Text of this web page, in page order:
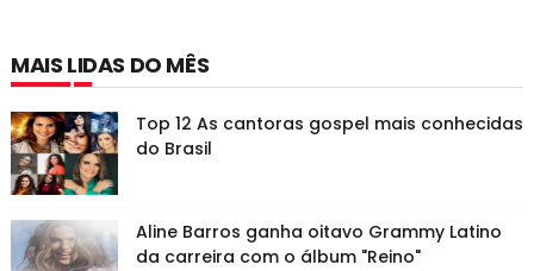
MAIS LIDAS DO MÊS
Top 12 As cantoras gospel mais conhecidas
do Brasil
Aline Barros ganha oitavo Grammy Latino
da carreira com o álbum "Reino"